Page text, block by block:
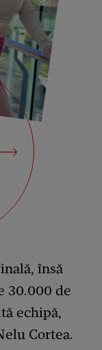
însă
30.000 de
echipă,
Cortea.